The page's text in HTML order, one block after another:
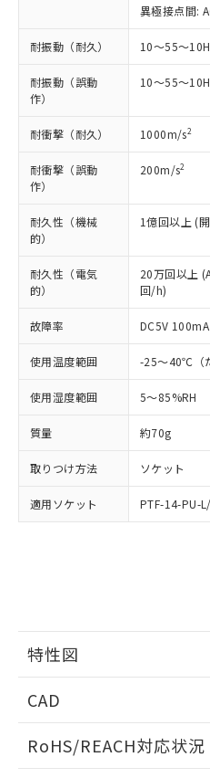
異極接点間:
耐振動（耐久） 10～55～
耐振動（誤動
作）
10～55～
耐衝撃（耐久） 1000m/s2
耐衝撃（誤動
作）
200m/s2
耐久性（機械
的）
1億回以上 (
耐久性（電気
的）
20万回以上
回/h)
故障率 DC5V
使用温度範囲 -25～40℃（
使用湿度範囲 5～85%RH
質量 約70g
取りつけ方法 ソケット
適用ソケット PTF-14-PU-
特性図
開閉容量
CAD
ドすることができます。
RoHS/REACH対応状況
記載している更
タに基づき作成
覧された時点で
準価格とは異な
了承ください。
様のお取引先、
ムロン制御機器
ご相談ください
オムロン制御機
ください。
在庫状況および
事前の承諾なく
示しないようお
マイパーツ機能
ビス）をご利用
メンバーズにご
あります。
お客様が当ウェ
および当社の共
品・サービスに
引・商談に必要
をご了承ください
※当社の共同利
の共同利用に関
用者の範囲」に
*EU RoHS指令（10物質）：
鉛(Pb) 1000ppm以下、 水
ミウム(Cd) 100ppm以下、
六価クロム(Cr(Ⅵ))
類(PBB) 1000ppm以下、ポ
(PBDE) 1000ppm以下、フ
（DBP） 1000ppm以下、
(DIBP) 1000ppm以下
但し、RoHS指令で産業用
適用除外項目は除く。
フタル酸エステル類の４物質
部品在庫の切り替え
月が前後することが
※3 非含有証明書
下記の非含有証明書
とができます。
EU RoHS指令（10物
51物質の非含有証明
※本証明書は発行日時
欄に対応日を記載し
既に当社にて対応品
*中国RoHS10物質の基準値
Pb(鉛) :1000ppm、 Hg(水銀
ニル類) : 1000ppm、
DBP(フタル酸ジブチル) :
イソブチル) : 1000ppm、
ル) : 1000ppm、
DEHP(フタル酸ビス(2-エチ
※2 環境保護使用
準値以下であることを
「10」：通常の使用
質が外部に漏えいし
及ぼさない年数を意味
「－」：未確認です
い合わせください。
または国外への
国政府の輸出許
可)を取得する
とります。
当社は規制貨物
全に破砕するな
いよう必要な手
当社は貴社製品
ル、化学兵器、
使用いたしませ
当社は、貴社製
該第三者に通知
販売先および販
法に輸出するお
り引きをいたし
合意する
号
説明
○ 一定数以上
△ 一定数には
－
在庫なし(最
たはお客様
機器販売店
認ください)
受注生産機
情報を公開